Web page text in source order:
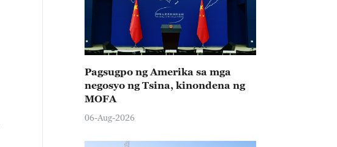
Pagsugpo ng Amerika sa mga
negosyo ng Tsina, kinondena ng
MOFA
06-Aug-2026